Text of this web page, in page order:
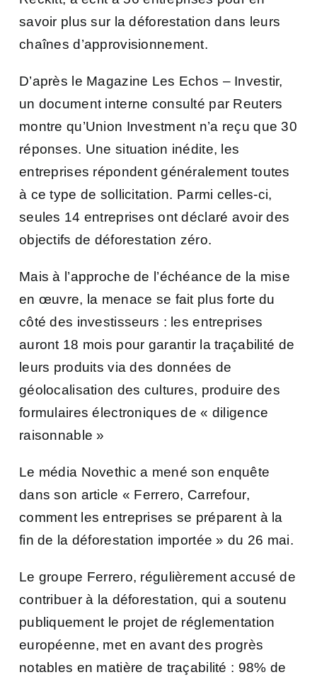
savoir plus sur la déforestation dans leurs
chaînes d’approvisionnement.
D’après le Magazine Les Echos – Investir,
un document interne consulté par Reuters
montre qu’Union Investment n’a reçu que 30
réponses. Une situation inédite, les
entreprises répondent généralement toutes
à ce type de sollicitation. Parmi celles-ci,
seules 14 entreprises ont déclaré avoir des
objectifs de déforestation zéro.
Mais à l’approche de l’échéance de la mise
en œuvre, la menace se fait plus forte du
côté des investisseurs : les entreprises
auront 18 mois pour garantir la traçabilité de
leurs produits via des données de
géolocalisation des cultures, produire des
formulaires électroniques de « diligence
raisonnable »
Le média Novethic a mené son enquête
dans son article « Ferrero, Carrefour,
comment les entreprises se préparent à la
fin de la déforestation importée » du 26 mai.
Le groupe Ferrero, régulièrement accusé de
contribuer à la déforestation, qui a soutenu
publiquement le projet de réglementation
européenne, met en avant des progrès
notables en matière de traçabilité : 98% de